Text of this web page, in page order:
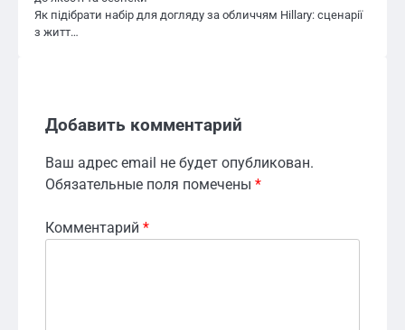
Як підібрати набір для догляду за обличчям Hillary: сценарії
з житт…
Добавить комментарий
Ваш адрес email не будет опубликован.
Обязательные поля помечены *
Комментарий *